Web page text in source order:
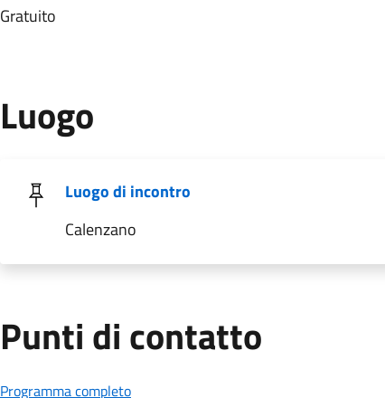
Gratuito
Luogo
Luogo di incontro
Calenzano
Punti di contatto
Programma completo